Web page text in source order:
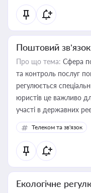
Поштовий
Про що тема: Сфера
та контроль послуг
регулюється
юристів це важливо
участі в державних
споживачів.
Телеком та зв'язок
Екологічне